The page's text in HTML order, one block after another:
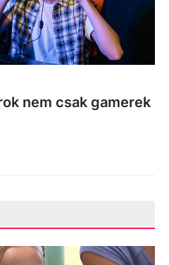
nem csak gamerek